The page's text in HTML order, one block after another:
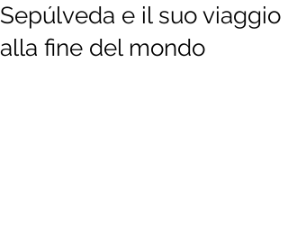
Sepúlveda e il suo viaggio
alla fine del mondo